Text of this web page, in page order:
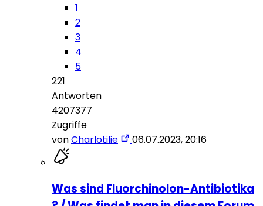
1
2
3
4
5
221
Antworten
4207377
Zugriffe
vonCharlotilie 06.07.2023, 20:16
Was sind Fluorchinolon-Antibiotika